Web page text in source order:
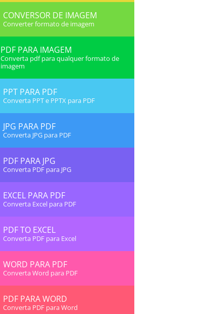
CONVERSOR DE IMAGEM
Converter formato de imagem
PDF PARA IMAGEM
Converta pdf para qualquer formato de
imagem
PPT PARA PDF
Converta PPT e PPTX para PDF
JPG PARA PDF
Converta JPG para PDF
PDF PARA JPG
Converta PDF para JPG
EXCEL PARA PDF
Converta Excel para PDF
PDF TO EXCEL
Converta PDF para Excel
WORD PARA PDF
Converta Word para PDF
PDF PARA WORD
Converta PDF para Word